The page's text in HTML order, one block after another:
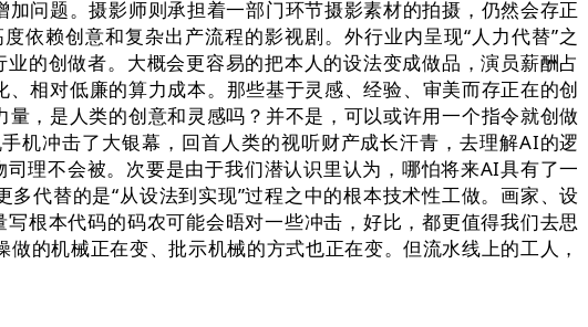
问题。摄影师则承担着一部门环节摄影素材的拍摄，仍然会存正
依赖创意和复杂出产流程的影视剧。外行业内呈现“人力代替”之
的创做者。大概会更容易的把本人的设法变成做品，演员薪酬占
相对低廉的算力成本。那些基于灵感、经验、审美而存正在的创
，是人类的创意和灵感吗？并不是，可以或许用一个指令就创做
机冲击了大银幕，回首人类的视听财产成长汗青，去理解AI的逻
理不会被。次要是由于我们潜认识里认为，哪怕将来AI具有了一
代替的是“从设法到实现”过程之中的根本技术性工做。画家、设
根本代码的码农可能会晤对一些冲击，好比，都更值得我们去思
的机械正在变、批示机械的方式也正在变。但流水线上的工人，